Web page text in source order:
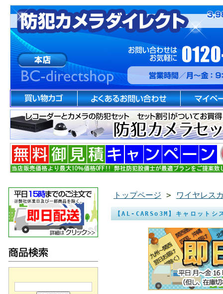
トップページ > ワイヤレス
【AL-CARSo3M】キャロット